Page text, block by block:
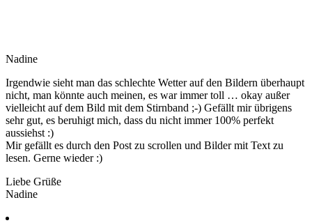
Nadine
Irgendwie sieht man das schlechte Wetter auf den Bildern überhaupt
nicht, man könnte auch meinen, es war immer toll … okay außer
vielleicht auf dem Bild mit dem Stirnband ;-) Gefällt mir übrigens
sehr gut, es beruhigt mich, dass du nicht immer 100% perfekt
aussiehst :)
Mir gefällt es durch den Post zu scrollen und Bilder mit Text zu
lesen. Gerne wieder :)
Liebe Grüße
Nadine